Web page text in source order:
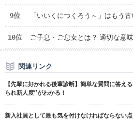
9位 「いいくにつくろう～」はもう
10位 ご子息・ご息女とは？ 適切な意
関連リンク
【先輩に好かれる後輩診断】簡単な質問に答え
られ新人度”がわかる！
新入社員として最も気を付けなければならない点